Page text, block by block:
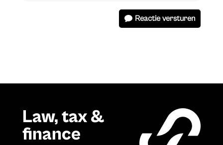
Reactie versturen
Law, tax &
finance